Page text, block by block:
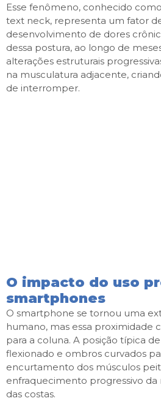
Esse fenômeno, conhecido
text neck, representa um fator
desenvolvimento de dores
dessa postura, ao longo de
alterações estruturais
na musculatura adjacente,
de interromper.
O impacto do uso
smartphones
O smartphone se tornou uma
humano, mas essa proximidade
para a coluna. A posição típica
flexionado e ombros curvados
encurtamento dos músculos
enfraquecimento progressivo
das costas.